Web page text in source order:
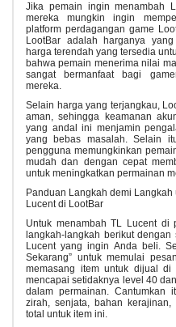
Jika pemain ingin menambah
mereka mungkin ingin
platform perdagangan game
LootBar adalah harganya
harga terendah yang tersedia
bahwa pemain menerima nilai
sangat bermanfaat bagi
mereka.
Selain harga yang terjangkau,
aman, sehingga keamanan
yang andal ini menjamin
yang bebas masalah. Selain
pengguna memungkinkan
mudah dan dengan cepat
untuk meningkatkan permainan
Panduan Langkah demi
Lucent di LootBar
Untuk menambah TL Lucent di
langkah-langkah berikut
Lucent yang ingin Anda beli.
Sekarang” untuk memulai
memasang item untuk dijual
mencapai setidaknya level 40
dalam permainan. Cantumkan
zirah, senjata, bahan
total untuk item ini.